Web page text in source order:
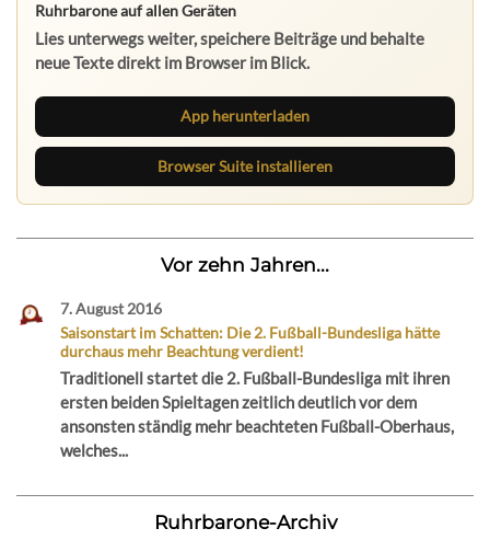
Ruhrbarone auf allen Geräten
Lies unterwegs weiter, speichere Beiträge und behalte
neue Texte direkt im Browser im Blick.
App herunterladen
Browser Suite installieren
Vor zehn Jahren...
7. August 2016
Saisonstart im Schatten: Die 2. Fußball-Bundesliga hätte
durchaus mehr Beachtung verdient!
Traditionell startet die 2. Fußball-Bundesliga mit ihren
ersten beiden Spieltagen zeitlich deutlich vor dem
ansonsten ständig mehr beachteten Fußball-Oberhaus,
welches...
Ruhrbarone-Archiv